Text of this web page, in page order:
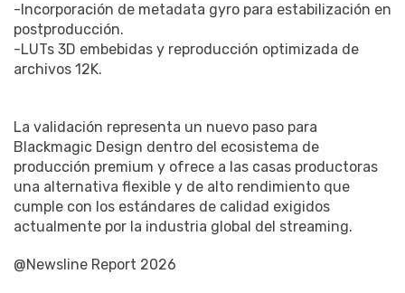
-Incorporación de metadata gyro para estabilización en
postproducción.
-LUTs 3D embebidas y reproducción optimizada de
archivos 12K.
La validación representa un nuevo paso para
Blackmagic Design dentro del ecosistema de
producción premium y ofrece a las casas productoras
una alternativa flexible y de alto rendimiento que
cumple con los estándares de calidad exigidos
actualmente por la industria global del streaming.
@Newsline Report 2026